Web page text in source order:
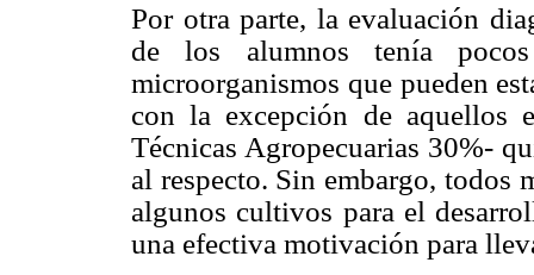
Por otra parte, la evaluación
de los alumnos tenía
microorganismos que pueden
con la excepción de aquellos
Técnicas Agropecuarias 30%-
al respecto. Sin embargo, todos
algunos cultivos para el
una efectiva motivación para